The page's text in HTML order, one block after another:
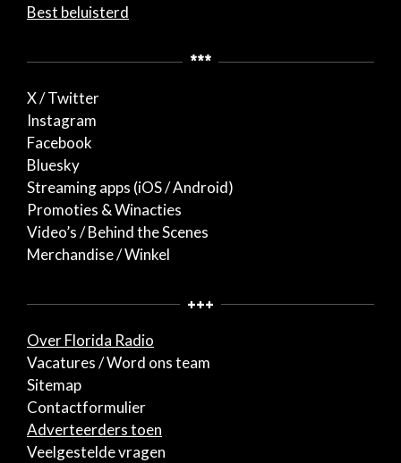
Best beluisterd
***
X / Twitter
Instagram
Facebook
Bluesky
Streaming apps (iOS / Android)
Promoties & Winacties
Video’s / Behind the Scenes
Merchandise / Winkel
+++
Over Florida Radio
Vacatures / Word ons team
Sitemap
Contactformulier
Adverteerders toen
Veelgestelde vragen